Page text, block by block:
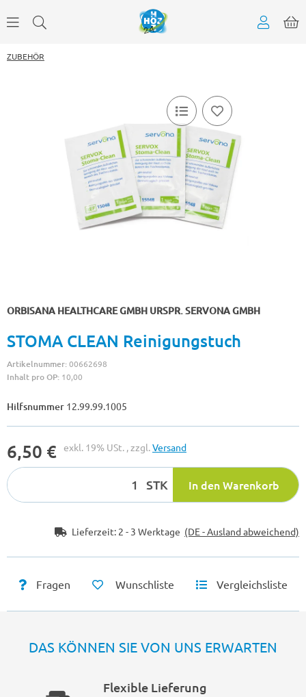
ZUBEHÖR
ORBISANA HEALTHCARE GMBH URSPR. SERVONA GMBH
STOMA CLEAN Reinigungstuch
Artikelnummer:00662698
Inhalt pro OP: 10,00
Hilfsnummer 12.99.99.1005
6,50 € exkl. 19% USt. , zzgl.Versand
STK In den Warenkorb
Lieferzeit: 2 - 3 Werktage (DE - Ausland abweichend)
Fragen Wunschliste Vergleichsliste
DAS KÖNNEN SIE VON UNS ERWARTEN
Flexible Lieferung